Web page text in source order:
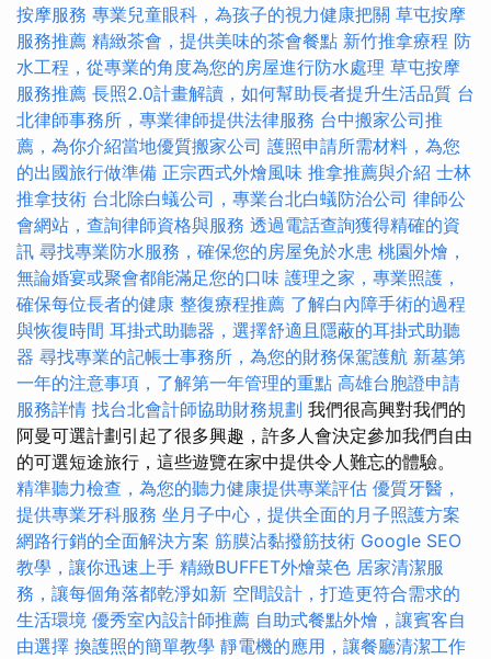
按摩服務 專業兒童眼科，為孩子的視力健康把關 草屯按摩
服務推薦 精緻茶會，提供美味的茶會餐點 新竹推拿療程 防
水工程，從專業的角度為您的房屋進行防水處理 草屯按摩
服務推薦 長照2.0計畫解讀，如何幫助長者提升生活品質 台
北律師事務所，專業律師提供法律服務 台中搬家公司推
薦，為你介紹當地優質搬家公司 護照申請所需材料，為您
的出國旅行做準備 正宗西式外燴風味 推拿推薦與介紹 士林
推拿技術 台北除白蟻公司，專業台北白蟻防治公司 律師公
會網站，查詢律師資格與服務 透過電話查詢獲得精確的資
訊 尋找專業防水服務，確保您的房屋免於水患 桃園外燴，
無論婚宴或聚會都能滿足您的口味 護理之家，專業照護，
確保每位長者的健康 整復療程推薦 了解白內障手術的過程
與恢復時間 耳掛式助聽器，選擇舒適且隱蔽的耳掛式助聽
器 尋找專業的記帳士事務所，為您的財務保駕護航 新墓第
一年的注意事項，了解第一年管理的重點 高雄台胞證申請
服務詳情 找台北會計師協助財務規劃 我們很高興對我們的
阿曼可選計劃引起了很多興趣，許多人會決定參加我們自由
的可選短途旅行，這些遊覽在家中提供令人難忘的體驗。
精準聽力檢查，為您的聽力健康提供專業評估 優質牙醫，
提供專業牙科服務 坐月子中心，提供全面的月子照護方案
網路行銷的全面解決方案 筋膜沾黏撥筋技術 Google SEO
教學，讓你迅速上手 精緻BUFFET外燴菜色 居家清潔服
務，讓每個角落都乾淨如新 空間設計，打造更符合需求的
生活環境 優秀室內設計師推薦 自助式餐點外燴，讓賓客自
由選擇 換護照的簡單教學 靜電機的應用，讓餐廳清潔工作